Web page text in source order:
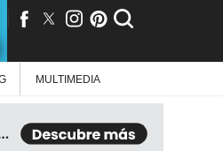
MULTIMEDIA